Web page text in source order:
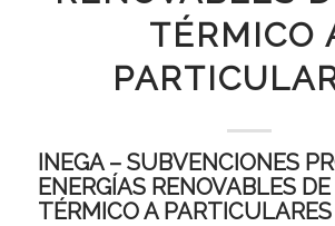
TÉRMICO
INEGA – SUBVENCIONES
ENERGÍAS RENOVABLES
TÉRMICO A PARTICULARES